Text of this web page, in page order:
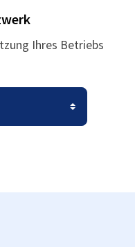
Ihres Betriebs